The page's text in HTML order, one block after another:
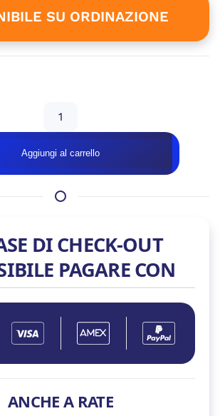
è:
3.712,00 €.
SU ORDINAZIONE
–
RTX
5080
Aggiungi al carrello
DI CHECK-OUT
PAGARE CON
ANCHE A RATE